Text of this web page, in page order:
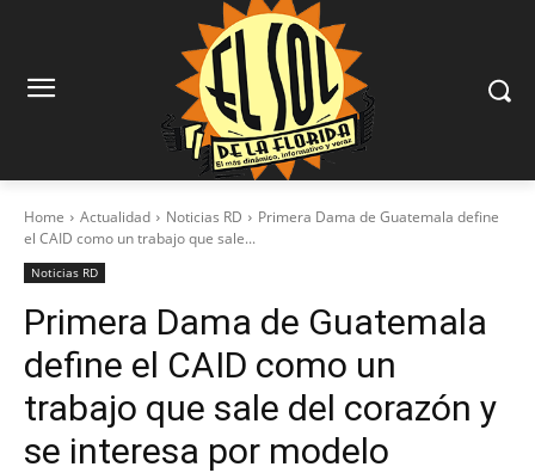
Home Actualidad Noticias RD
Primera Dama de Guatemala define
el CAID como un trabajo que sale...
Noticias RD
Primera Dama de Guatemala
define el CAID como un
trabajo que sale del corazón y
se interesa por modelo